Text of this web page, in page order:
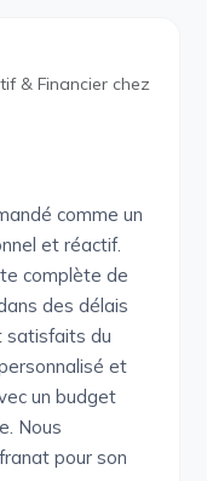
& Financier chez
comme un
et réactif.
complète de
des délais
satisfaits du
et
un budget
Nous
pour son